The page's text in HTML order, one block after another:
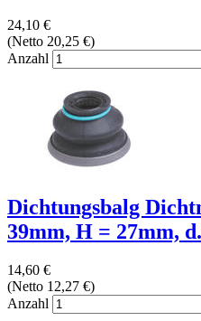
24,10 €
(Netto 20,25 €)
Anzahl
Dichtungsbalg
39mm, H = 27mm,
14,60 €
(Netto 12,27 €)
Anzahl